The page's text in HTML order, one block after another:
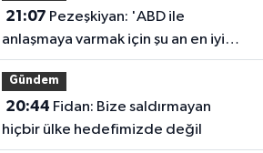
21:07
anlaşmaya varmak için şu an en iyi
zaman'
Gündem
20:44
hiçbir ülke hedefimizde değil